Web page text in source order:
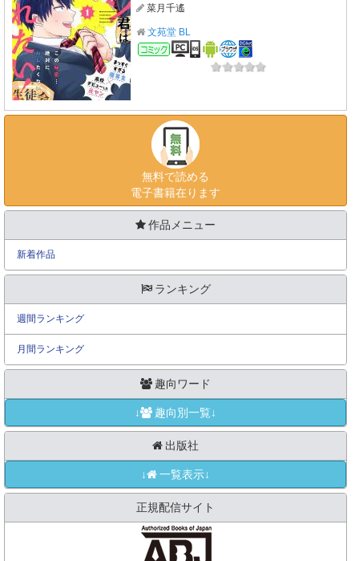
菜月千遙
文苑堂 BL
コミック
無料で読める
電子書籍在ります
作品メニュー
新着作品
ランキング
週間ランキング
月間ランキング
趣向ワード
↓ 趣向別一覧↓
出版社
↓ 一覧表示↓
正規配信サイト